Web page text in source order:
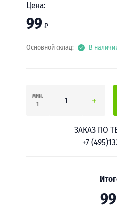
Цена:
99 ₽
Основной склад: В
мин.
1
ЗАКАЗ ПО
+7
99